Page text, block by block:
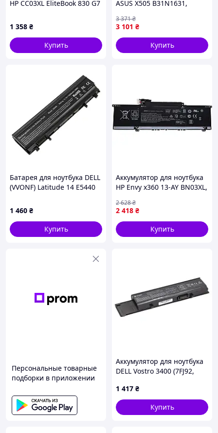
HP CC03XL EliteBook 830 G7
1 358 ₴
Купить
ASUS X505 B31N1631,
11.55V, Li-ion (A47583) —
Доступный
3 101 ₴
3 371₴
Купить
Батарея для ноутбука DELL
(VVONF) Latitude 14 E5440
1 460 ₴
Купить
Аккумулятор для ноутбука
HP Envy x360 13-AY BN03XL,
11.55V, Li-ion AlSoft
(A47929) — Доступный
2 418 ₴
2 628₴
Купить
Персональные товарные
подборки в приложении
Аккумулятор для ноутбука
DELL Vostro 3400 (7FJ92,
PowerPlant (NB440788)
1 417 ₴
Купить